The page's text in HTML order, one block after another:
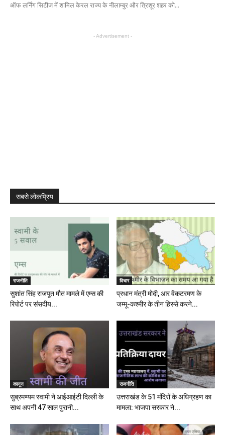
ऑफ लर्निंग सिटीज में शामिल केरल राज्य के नीलाम्बुर और त्रिशूर शहर को...
- Advertisement -
सबसे लोकप्रिय
राजनीति
सुशांत सिंह राजपूत मौत मामले में एम्स की
रिपोर्ट पर संसदीय...
विचार
प्रधान मंत्री मोदी, आर वेंकटरमण के
जम्मू-कश्मीर के तीन हिस्से करने...
कानून
सुब्रमण्यम स्वामी ने आईआईटी दिल्ली के
साथ अपनी 47 साल पुरानी...
राजनीति
उत्तराखंड के 51 मंदिरों के अधिग्रहण का
मामला: भाजपा सरकार ने...